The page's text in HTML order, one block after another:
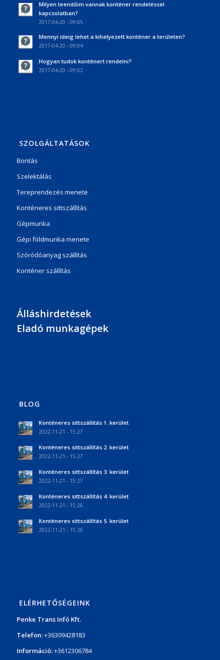
Milyen teendőim vannak konténer rendeléssel
kapcsolatban?
2017-04-20 - 09:05
Mennyi ideig lehet a kihelyezett konténer a területen?
2017-04-20 - 09:04
Hogyan tudok konténert rendelni?
2017-04-20 - 09:02
SZOLGÁLTATÁSOK
Bontás
Szelektálás
Tereprendezés menete
Konténeres sittszállítás
Gépmunka
Gépi földmunka menete
Szóródóanyag szállítás
Konténer szállítás
Álláshirdetések
Eladó munkagépek
BLOG
Konténeres sittszállítás 1. kerület
2022-11-21 - 15:27
Konténeres sittszállítás 2. kerület
2022-11-21 - 15:27
Konténeres sittszállítás 3. kerület
2022-11-21 - 15:27
Konténeres sittszállítás 4. kerület
2022-11-21 - 15:26
Konténeres sittszállítás 5. kerület
2022-11-21 - 15:26
ELÉRHETŐSÉGEINK
Penke Trans Infó Kft.
Telefon:+36309428183
Információ:+3612306784